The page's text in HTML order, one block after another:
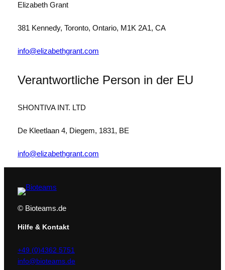
Elizabeth Grant
381 Kennedy, Toronto, Ontario, M1K 2A1, CA
info@elizabethgrant.com
Verantwortliche Person in der EU
SHONTIVA INT. LTD
De Kleetlaan 4, Diegem, 1831, BE
info@elizabethgrant.com
© Bioteams.de
Hilfe & Kontakt
+49 (0)4362 5751
info@bioteams.de